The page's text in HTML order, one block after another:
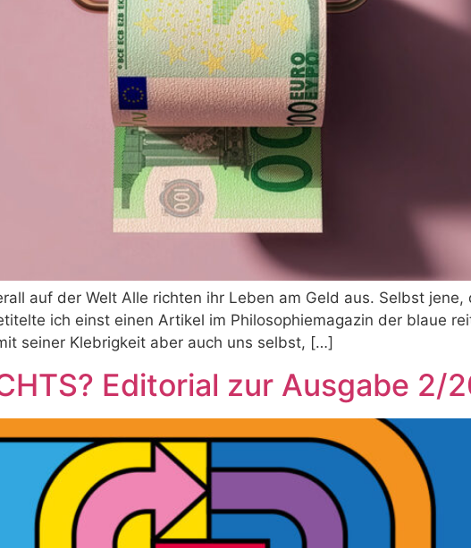
auf der Welt Alle richten ihr Leben am Geld aus. Selbst jene,
ich einst einen Artikel im Philosophiemagazin der blaue
seiner Klebrigkeit aber auch uns selbst, […]
Editorial zur Ausgabe 2/